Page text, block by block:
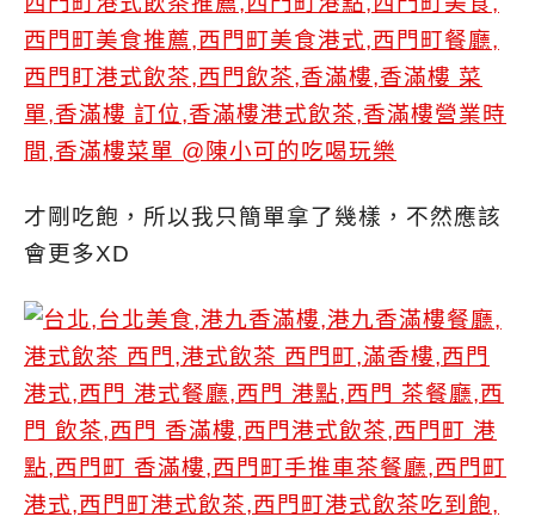
才剛吃飽，所以我只簡單拿了幾樣，不然應該
會更多XD